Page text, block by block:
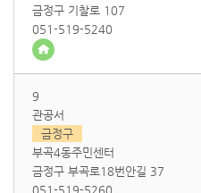
금정구 기찰로 107
051-519-5240
9
관공서
금정구
부곡4동주민센터
금정구 부곡로18번안길 37
051-519-5260